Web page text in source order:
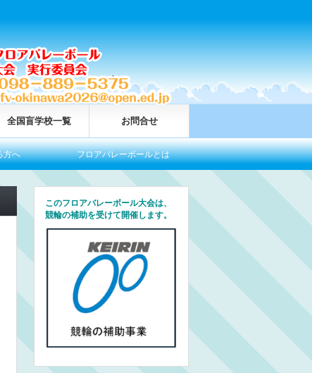
全国盲学校一覧 お問合せ
フロアバレーボールとは 今大会情報 全
このフロアバレーボール大会は、
競輪の補助を受けて開催します。